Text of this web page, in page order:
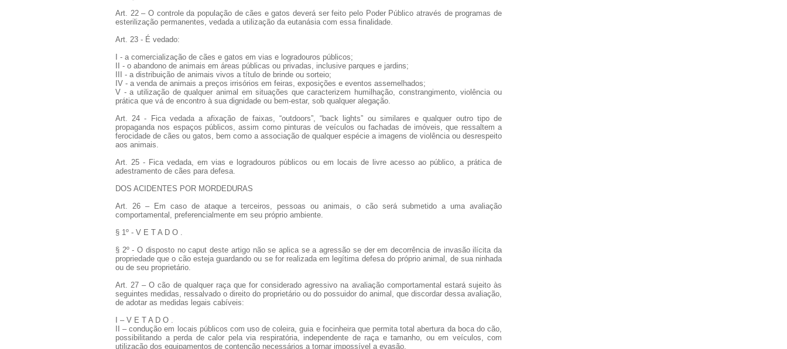
Art. 22 – O controle da população de cães e gatos deverá ser feito pelo Poder Público através de programas de
esterilização permanentes, vedada a utilização da eutanásia com essa finalidade.
Art. 23 - É vedado:
I - a comercialização de cães e gatos em vias e logradouros públicos;
II - o abandono de animais em áreas públicas ou privadas, inclusive parques e jardins;
III - a distribuição de animais vivos a título de brinde ou sorteio;
IV - a venda de animais a preços irrisórios em feiras, exposições e eventos assemelhados;
V - a utilização de qualquer animal em situações que caracterizem humilhação, constrangimento, violência ou
prática que vá de encontro à sua dignidade ou bem-estar, sob qualquer alegação.
Art. 24 - Fica vedada a afixação de faixas, “outdoors”, “back lights” ou similares e qualquer outro tipo de
propaganda nos espaços públicos, assim como pinturas de veículos ou fachadas de imóveis, que ressaltem a
ferocidade de cães ou gatos, bem como a associação de qualquer espécie a imagens de violência ou desrespeito
aos animais.
Art. 25 - Fica vedada, em vias e logradouros públicos ou em locais de livre acesso ao público, a prática de
adestramento de cães para defesa.
DOS ACIDENTES POR MORDEDURAS
Art. 26 – Em caso de ataque a terceiros, pessoas ou animais, o cão será submetido a uma avaliação
comportamental, preferencialmente em seu próprio ambiente.
§ 1º - V E T A D O .
§ 2º - O disposto no caput deste artigo não se aplica se a agressão se der em decorrência de invasão ilícita da
propriedade que o cão esteja guardando ou se for realizada em legítima defesa do próprio animal, de sua ninhada
ou de seu proprietário.
Art. 27 – O cão de qualquer raça que for considerado agressivo na avaliação comportamental estará sujeito às
seguintes medidas, ressalvado o direito do proprietário ou do possuidor do animal, que discordar dessa avaliação,
de adotar as medidas legais cabíveis:
I – V E T A D O .
II – condução em locais públicos com uso de coleira, guia e focinheira que permita total abertura da boca do cão,
possibilitando a perda de calor pela via respiratória, independente de raça e tamanho, ou em veículos, com
utilização dos equipamentos de contenção necessários a tornar impossível a evasão.